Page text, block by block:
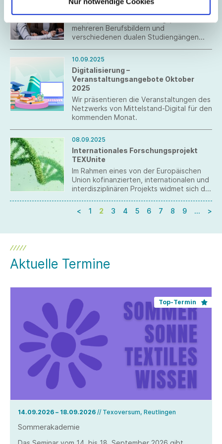
Karrieren im Modebusiness
mehreren Berufsbildern und
verschiedenen dualen Studiengängen
international bekannte Modemarke
jungen Menschen attraktive
Karriereperspektiven.
10.09.2025
Digitalisierung –
Veranstaltungsangebote Oktober
2025
Wir präsentieren die Veranstaltungen des
Netzwerks von Mittelstand-Digital für den
kommenden Monat.
08.09.2025
Internationales Forschungsprojekt
TEXUnite
Im Rahmen eines von der Europäischen
Union kofinanzierten, internationalen und
interdisziplinären Projekts widmet sich die
Thema Nachhaltigkeit in der Textil- und
Bekleidungsbranche auf europäischer
ab, wesentliche Schlüsselkompetenzen
< 1 2 3 4 5 6 7 8 9 … >
Aktuelle Termine
14.09.2026 – 18.09.2026 // Texoversum, Reutlingen
Top-Termin
Sommerakademie